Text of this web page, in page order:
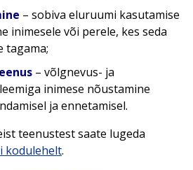
– sobiva eluruumi kasutamise
inimesele või perele, kes seda
tagama;
– võlgnevus- ja
inimese nõustamine
ja ennetamisel.
teenustest saate lugeda
kodulehelt.